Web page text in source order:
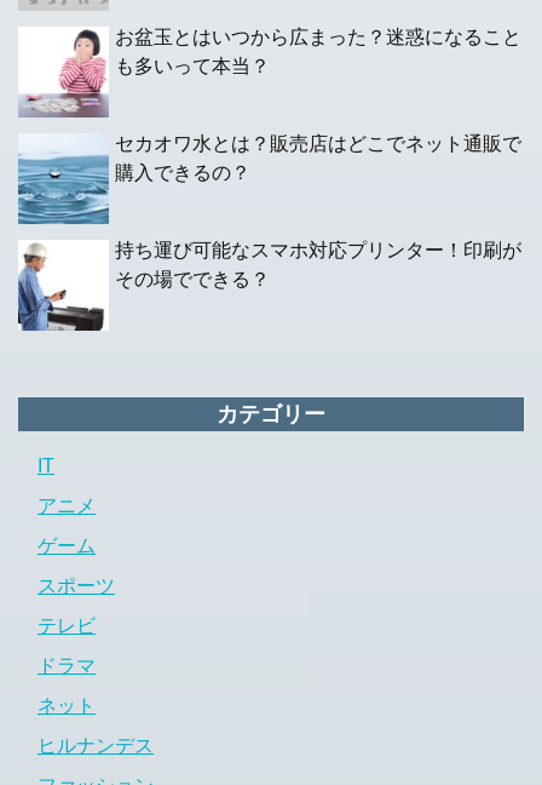
お盆玉とはいつから広まった？迷惑になること
も多いって本当？
セカオワ水とは？販売店はどこでネット通販で
購入できるの？
持ち運び可能なスマホ対応プリンター！印刷が
その場でできる？
カテゴリー
IT
アニメ
ゲーム
スポーツ
テレビ
ドラマ
ネット
ヒルナンデス